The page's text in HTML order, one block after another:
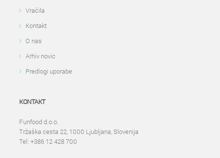
Vračila
Kontakt
O nas
Arhiv novic
Predlogi uporabe
KONTAKT
Funfood d.o.o.
Tržaška cesta 22, 1000 Ljubljana, Slovenija
Tel: +386 12 428 700